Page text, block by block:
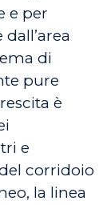
e per
di
pure
è
e
corridoio
la linea